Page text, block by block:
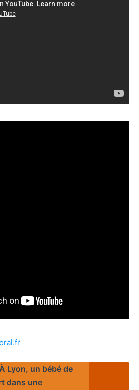
À Lyon, un bébé de
dans une